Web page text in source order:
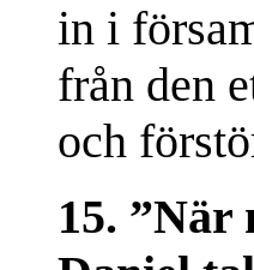
in i
från den
och
15. ”När